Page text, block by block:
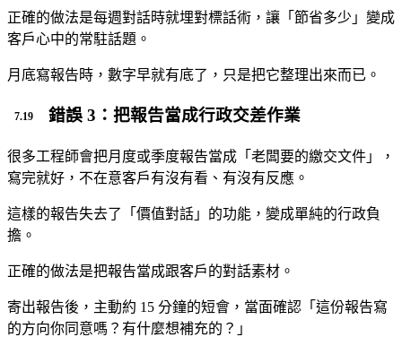
正確的做法是每週對話時就埋對標話術，讓「節省多少」變成
客戶心中的常駐話題。
月底寫報告時，數字早就有底了，只是把它整理出來而已。
錯誤 3：把報告當成行政交差作業
很多工程師會把月度或季度報告當成「老闆要的繳交文件」，
寫完就好，不在意客戶有沒有看、有沒有反應。
這樣的報告失去了「價值對話」的功能，變成單純的行政負
擔。
正確的做法是把報告當成跟客戶的對話素材。
寄出報告後，主動約 15 分鐘的短會，當面確認「這份報告寫
的方向你同意嗎？有什麼想補充的？」